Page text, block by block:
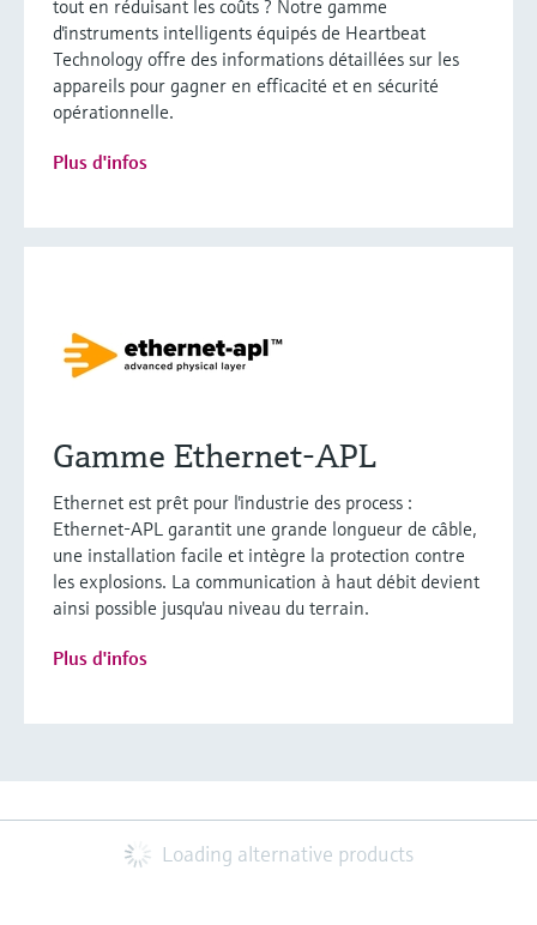
tout en réduisant les coûts ? Notre gamme
d'instruments intelligents équipés de Heartbeat
Technology offre des informations détaillées sur les
appareils pour gagner en efficacité et en sécurité
opérationnelle.
Plus d'infos
Gamme Ethernet-APL
Ethernet est prêt pour l'industrie des process :
Ethernet-APL garantit une grande longueur de câble,
une installation facile et intègre la protection contre
les explosions. La communication à haut débit devient
ainsi possible jusqu'au niveau du terrain.
Plus d'infos
Loading alternative products